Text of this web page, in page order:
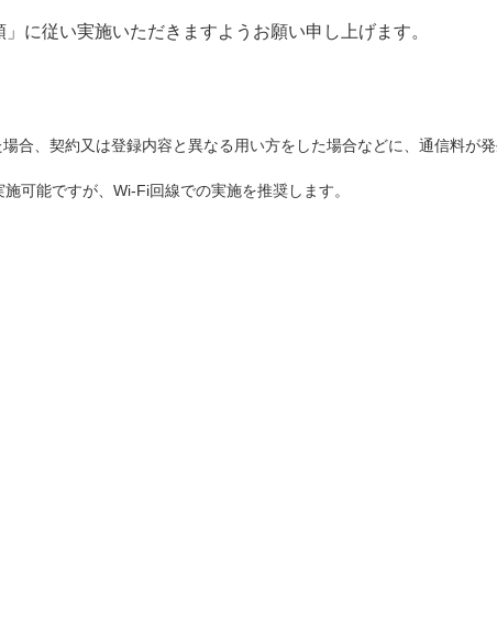
に従い実施いただきますようお願い申し上げます。
合、契約又は登録内容と異なる用い方をした場合などに、通信料が発
可能ですが、Wi-Fi回線での実施を推奨します。